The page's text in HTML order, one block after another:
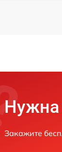
Нужна
Закажите